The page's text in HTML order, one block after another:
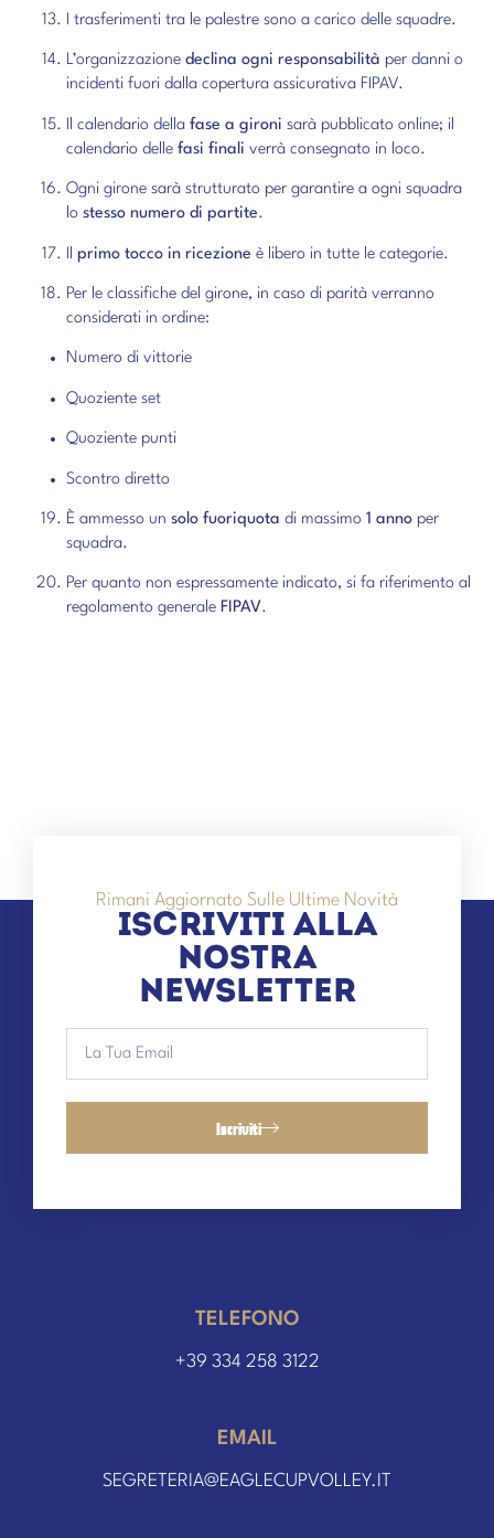
I trasferimenti tra le palestre sono a carico delle squadre.
L’organizzazione declina ogni responsabilità per danni o
incidenti fuori dalla copertura assicurativa FIPAV.
Il calendario della fase a gironi sarà pubblicato online; il
calendario delle fasi finali verrà consegnato in loco.
Ogni girone sarà strutturato per garantire a ogni squadra
lo stesso numero di partite.
primo tocco in ricezione è libero in tutte le categorie.
Per le classifiche del girone, in caso di parità verranno
considerati in ordine:
Numero di vittorie
Quoziente set
Quoziente punti
Scontro diretto
È ammesso un solo fuoriquota di massimo 1 anno per
squadra.
Per quanto non espressamente indicato, si fa riferimento al
regolamento generale FIPAV.
Rimani Aggiornato Sulle Ultime Novità
ISCRIVITI ALLA
NOSTRA
NEWSLETTER
Iscriviti
TELEFONO
+39 334 258 3122
EMAIL
SEGRETERIA@EAGLECUPVOLLEY.IT